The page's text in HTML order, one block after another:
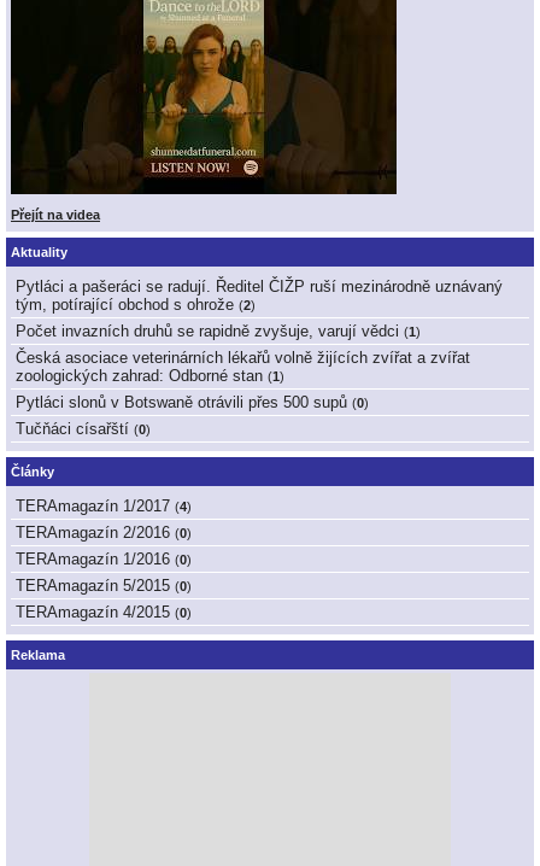
Přejít na videa
Aktuality
Pytláci a pašeráci se radují. Ředitel ČIŽP ruší mezinárodně uznávaný
tým, potírající obchod s ohrože (2)
Počet invazních druhů se rapidně zvyšuje, varují vědci (1 )
Česká asociace veterinárních lékařů volně žijících zvířat a zvířat
zoologických zahrad: Odborné stan (1 )
Pytláci slonů v Botswaně otrávili přes 500 supů (0)
Tučňáci císařští (0)
Články
TERAmagazín 1/2017 (4)
TERAmagazín 2/2016 (0)
TERAmagazín 1/2016 (0)
TERAmagazín 5/2015 (0)
TERAmagazín 4/2015 (0)
Reklama